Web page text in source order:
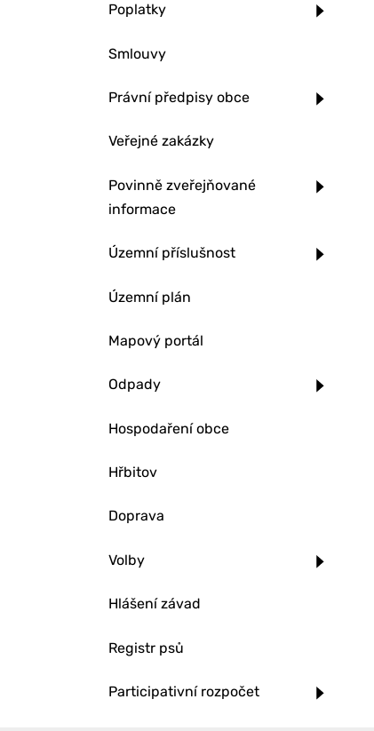
Poplatky
Smlouvy
Právní předpisy obce
Veřejné zakázky
Povinně zveřejňované
informace
Územní příslušnost
Územní plán
Mapový portál
Odpady
Hospodaření obce
Hřbitov
Doprava
Volby
Hlášení závad
Registr psů
Participativní rozpočet